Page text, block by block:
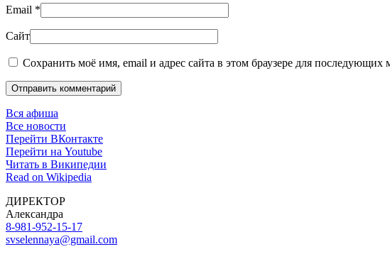
Email *
Сайт
Сохранить моё имя, email и адрес сайта в этом браузере для последующих
Отправить комментарий
Вся афиша
Все новости
Перейти ВКонтакте
Перейти на Youtube
Читать в Википедии
Read on Wikipedia
ДИРЕКТОР
Александра
8-981-952-15-17
svselennaya@gmail.com